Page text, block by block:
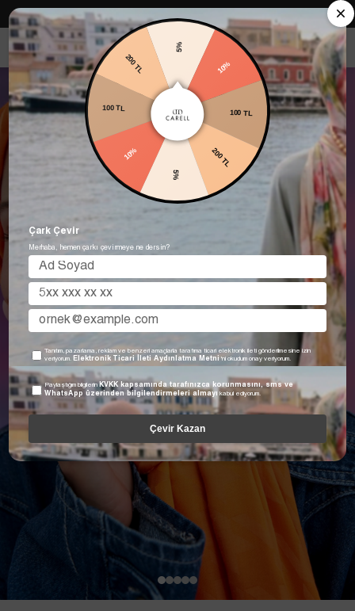
Carell in Roma Koleksiyonu Şimdi Satışta! Hemen keşfet.
200 TL
200 TL
Çark Çevir
Merhaba, hemen çarkı çevirmeye ne dersin?
Tanıtım, pazarlama, reklam ve benzeri amaçlarla tarafıma ticari elektronik ileti gönderilmesine izin
veriyorum. Elektronik Ticari İleti Aydınlatma Metni 'ni okudum onay veriyorum.
Paylaştığım bilgilerin KVKK kapsamında tarafınızca korunmasını, sms ve
WhatsApp üzerinden bilgilendirmeleri almayı
kabul ediyorum.
Çevir Kazan